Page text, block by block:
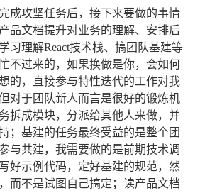
成攻坚任务后，接下来要做的事情
品文档提升对业务的理解、安排后
习理解React技术栈、搞团队基建等
不过来的，如果换做是你，会如何
的，直接参与特性迭代的工作对我
对于团队新人而言是很好的锻炼机
拆成模块，分派给其他人来做，并
；基建的任务最终受益的是整个团
与共建，我需要做的是前期技术调
好示例代码，定好基建的规范，然
而不是试图自己搞定；读产品文档